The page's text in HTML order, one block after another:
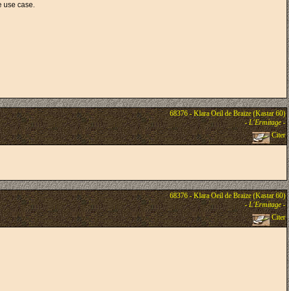
use case.
68376 - Klara Oeil de Braize (Kastar 60)
-L'Ermitage-
Citer
68376 - Klara Oeil de Braize (Kastar 60)
-L'Ermitage-
Citer